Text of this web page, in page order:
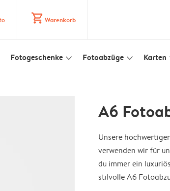
shopping_cart Warenkorb
Fotogeschenke slim_arrow_down Fotoabzüge slim_arrow_down Karten
A6
Unsere
verwenden wir für
du immer ein
stilvolle A6